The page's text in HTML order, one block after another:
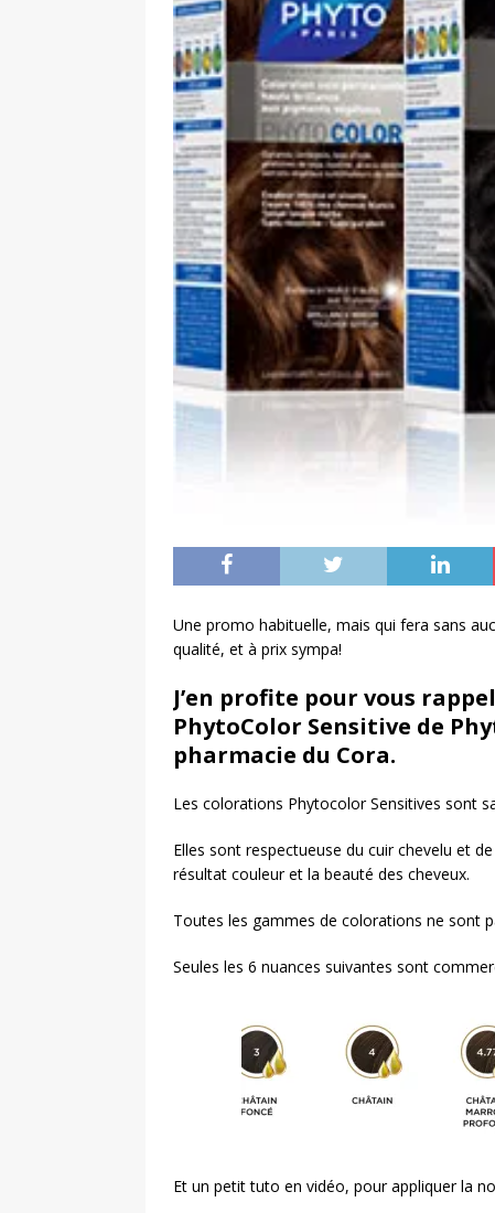
Une promo habituelle, mais qui fera sans
qualité, et à prix sympa!
J’en profite pour vous
PhytoColor Sensitive de
pharmacie du Cora.
Les colorations Phytocolor Sensitives sont
Elles sont respectueuse du cuir chevelu et
résultat couleur et la beauté des cheveux.
Toutes les gammes de colorations ne sont
Seules les 6 nuances suivantes sont
Et un petit tuto en vidéo, pour appliquer la